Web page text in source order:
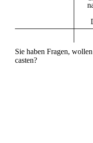
Sie haben Fragen,
casten?